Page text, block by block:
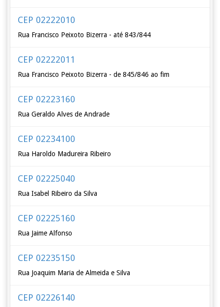
CEP 02222010
Rua Francisco Peixoto Bizerra - até 843/844
CEP 02222011
Rua Francisco Peixoto Bizerra - de 845/846 ao fim
CEP 02223160
Rua Geraldo Alves de Andrade
CEP 02234100
Rua Haroldo Madureira Ribeiro
CEP 02225040
Rua Isabel Ribeiro da Silva
CEP 02225160
Rua Jaime Alfonso
CEP 02235150
Rua Joaquim Maria de Almeida e Silva
CEP 02226140